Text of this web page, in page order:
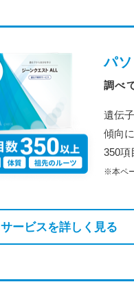
パ
調べ
遺伝
傾向
350項
※本ペ
サービスを詳しく見る